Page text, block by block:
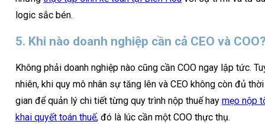
logic sắc bén.
5. Khi nào doanh nghiệp cần cả CEO và
Không phải doanh nghiệp nào cũng cần COO ngay lập tức.
nhiên, khi quy mô nhân sự tăng lên và CEO không còn đủ thời
gian để quản lý chi tiết từng quy trình nộp thuế hay mẹo nộp
khai quyết toán thuế, đó là lúc cần một COO thực thụ.